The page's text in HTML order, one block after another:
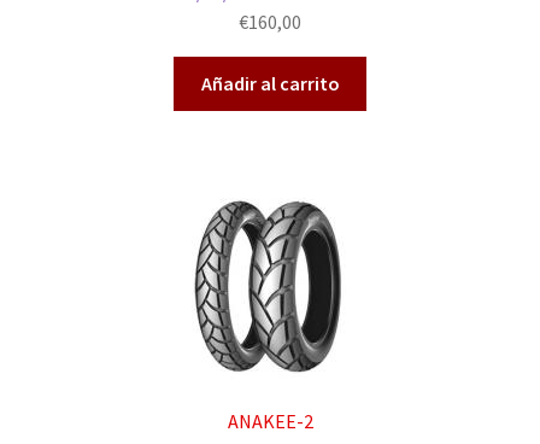
€160,00
Añadir al carrito
ANAKEE-2